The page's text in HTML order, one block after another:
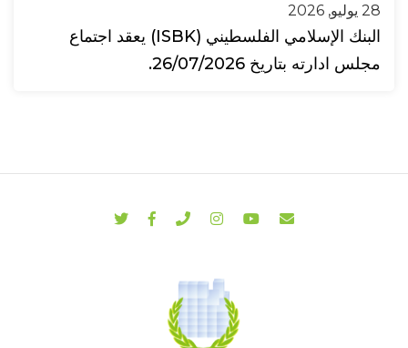
28 يوليو, 2026
البنك الإسلامي الفلسطيني (ISBK) يعقد اجتماع
مجلس ادارته بتاريخ 26/07/2026.